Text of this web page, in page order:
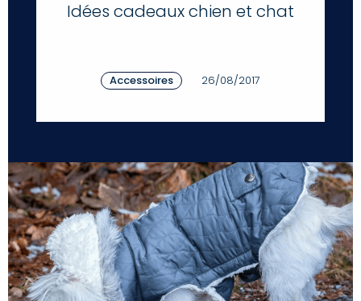
Idées cadeaux chien et chat
Accessoires 26/08/2017